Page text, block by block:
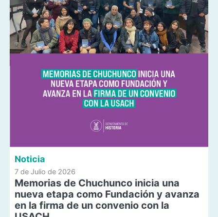
Noticia
7 de Julio de 2026
Memorias de Chuchunco inicia una
nueva etapa como Fundación y avanza
en la firma de un convenio con la